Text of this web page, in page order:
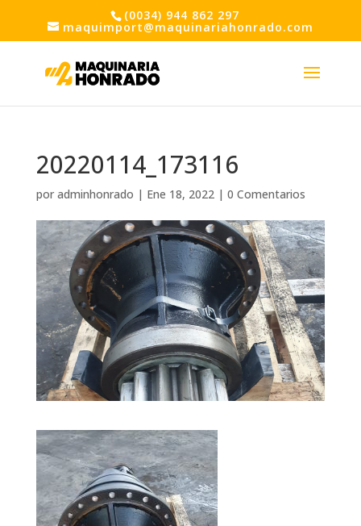
(0034) 944 862 297
maquimport@maquinariahonrado.com
20220114_173116
por adminhonrado | Ene 18, 2022| 0 Comentarios